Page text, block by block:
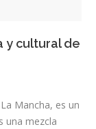
y cultural de
Mancha, es un
una mezcla